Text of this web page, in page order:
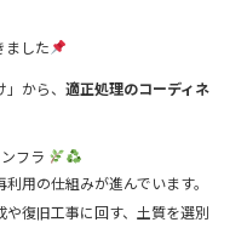
ました
」から、適正処理のコーディネ
フラ
用の仕組みが進んでいます。
復旧工事に回す、土質を選別